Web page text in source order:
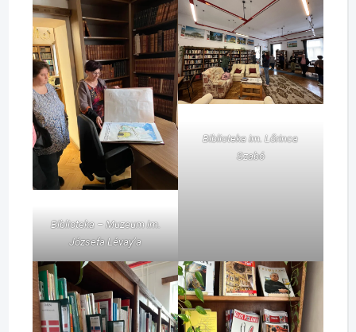
Biblioteka – Muzeum im.
Józsefa Lévay’a
Biblioteka im. Lőrinca
Szabó